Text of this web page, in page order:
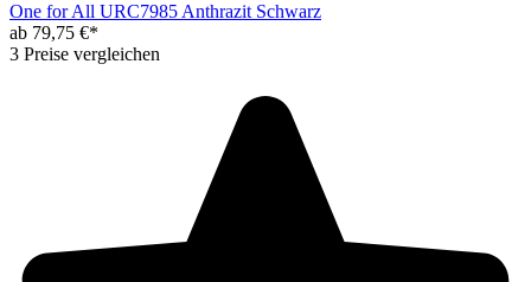
One for All URC7985 Anthrazit Schwarz
ab 79,75 €*
3 Preise vergleichen